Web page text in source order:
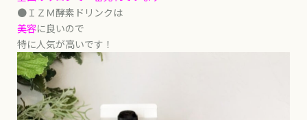
●ＩＺＭ酵素ドリンクは
美容に良いので
特に人気が高いです！